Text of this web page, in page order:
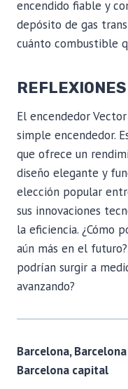
encendido fiable y
depósito de gas
cuánto combustible
El encendedor
simple encendedor.
que ofrece un
diseño elegante y
elección popular
sus innovaciones
la eficiencia. ¿Cómo
aún más en el
podrían surgir a
avanzando?
Barcelona,
Barcelona capital